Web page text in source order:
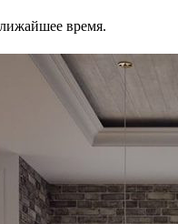
время.